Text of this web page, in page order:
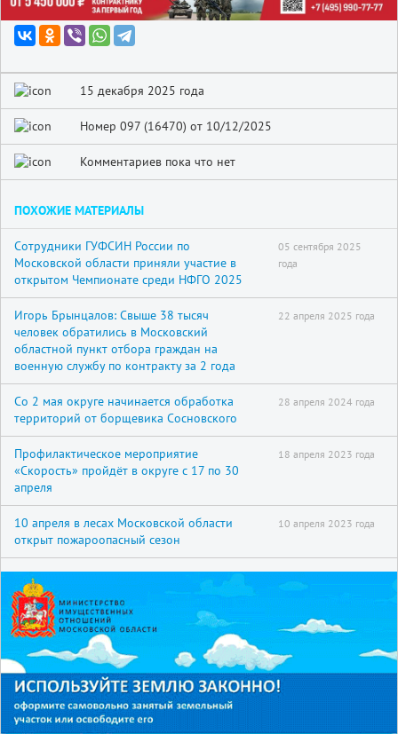
15 декабря 2025 года
Номер 097 (16470) от 10/12/2025
Комментариев пока что нет
ПОХОЖИЕ МАТЕРИАЛЫ
Сотрудники ГУФСИН России по
Московской области приняли участие в
открытом Чемпионате среди НФГО 2025
05 сентября 2025
года
Игорь Брынцалов: Свыше 38 тысяч
человек обратились в Московский
областной пункт отбора граждан на
военную службу по контракту за 2 года
22 апреля 2025 года
Со 2 мая округе начинается обработка
территорий от борщевика Сосновского
28 апреля 2024 года
Профилактическое мероприятие
«Скорость» пройдёт в округе с 17 по 30
апреля
18 апреля 2023 года
10 апреля в лесах Московской области
открыт пожароопасный сезон
10 апреля 2023 года